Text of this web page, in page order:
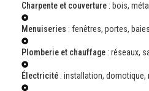
Charpente et couverture : bois,
Menuiseries : fenêtres, portes,
Plomberie et chauffage : réseaux,
Électricité : installation, domotique,